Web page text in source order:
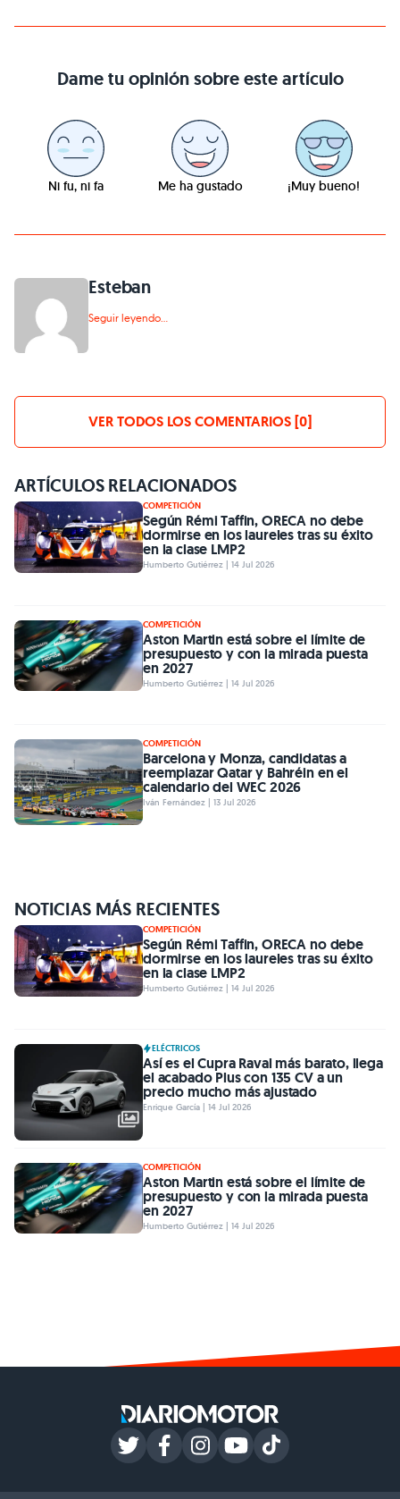
Dame tu opinión sobre este artículo
Ni fu, ni fa Me ha gustado ¡Muy bueno!
Esteban
Seguir leyendo...
VER TODOS LOS COMENTARIOS [0]
ARTÍCULOS RELACIONADOS
COMPETICIÓN
Según Rémi Taffin, ORECA no debe
dormirse en los laureles tras su éxito
en la clase LMP2
Humberto Gutiérrez | 14 Jul 2026
COMPETICIÓN
Aston Martin está sobre el límite de
presupuesto y con la mirada puesta
en 2027
Humberto Gutiérrez | 14 Jul 2026
COMPETICIÓN
Barcelona y Monza, candidatas a
reemplazar Qatar y Bahréin en el
calendario del WEC 2026
Iván Fernández | 13 Jul 2026
NOTICIAS MÁS RECIENTES
COMPETICIÓN
Según Rémi Taffin, ORECA no debe
dormirse en los laureles tras su éxito
en la clase LMP2
Humberto Gutiérrez | 14 Jul 2026
ELÉCTRICOS
Así es el Cupra Raval más barato, llega
el acabado Plus con 135 CV a un
precio mucho más ajustado
Enrique García | 14 Jul 2026
COMPETICIÓN
Aston Martin está sobre el límite de
presupuesto y con la mirada puesta
en 2027
Humberto Gutiérrez | 14 Jul 2026